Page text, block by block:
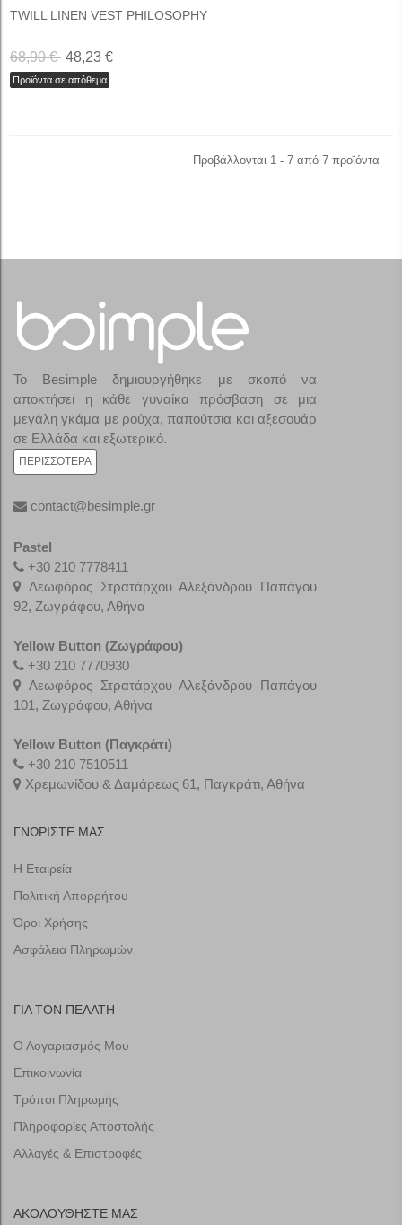
TWILL LINEN VEST PHILOSOPHY
68,90 € 48,23 €
Προϊόντα σε απόθεμα
Προβάλλονται 1 - 7 από 7 προϊόντα
Το Besimple δημιουργήθηκε με σκοπό να
αποκτήσει η κάθε γυναίκα πρόσβαση σε μια
μεγάλη γκάμα με ρούχα, παπούτσια και αξεσουάρ
σε Ελλάδα και εξωτερικό.
ΠΕΡΙΣΣΌΤΕΡΑ
contact@besimple.gr
Pastel
+30 210 7778411
Λεωφόρος Στρατάρχου Αλεξάνδρου Παπάγου
92, Ζωγράφου, Αθήνα
Yellow Button (Ζωγράφου)
+30 210 7770930
Λεωφόρος Στρατάρχου Αλεξάνδρου Παπάγου
101, Ζωγράφου, Αθήνα
Yellow Button (Παγκράτι)
+30 210 7510511
Χρεμωνίδου & Δαμάρεως 61, Παγκράτι, Αθήνα
ΓΝΩΡΙΣΤΕ ΜΑΣ
Η Εταιρεία
Πολιτική Απορρήτου
Όροι Χρήσης
Ασφάλεια Πληρωμών
ΓΙΑ ΤΟΝ ΠΕΛΑΤΗ
Ο Λογαριασμός Μου
Επικοινωνία
Τρόποι Πληρωμής
Πληροφορίες Αποστολής
Αλλαγές & Επιστροφές
ΑΚΟΛΟΥΘΗΣΤΕ ΜΑΣ